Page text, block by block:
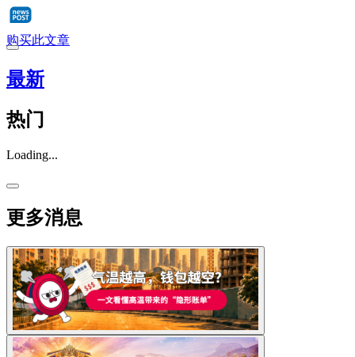
购买此文章
最新
热门
Loading...
更多消息